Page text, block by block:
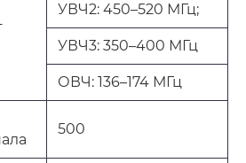
УВЧ2: 450–520 МГц;
УВЧ3: 350–400 МГц
ОВЧ: 136–174 МГц
500